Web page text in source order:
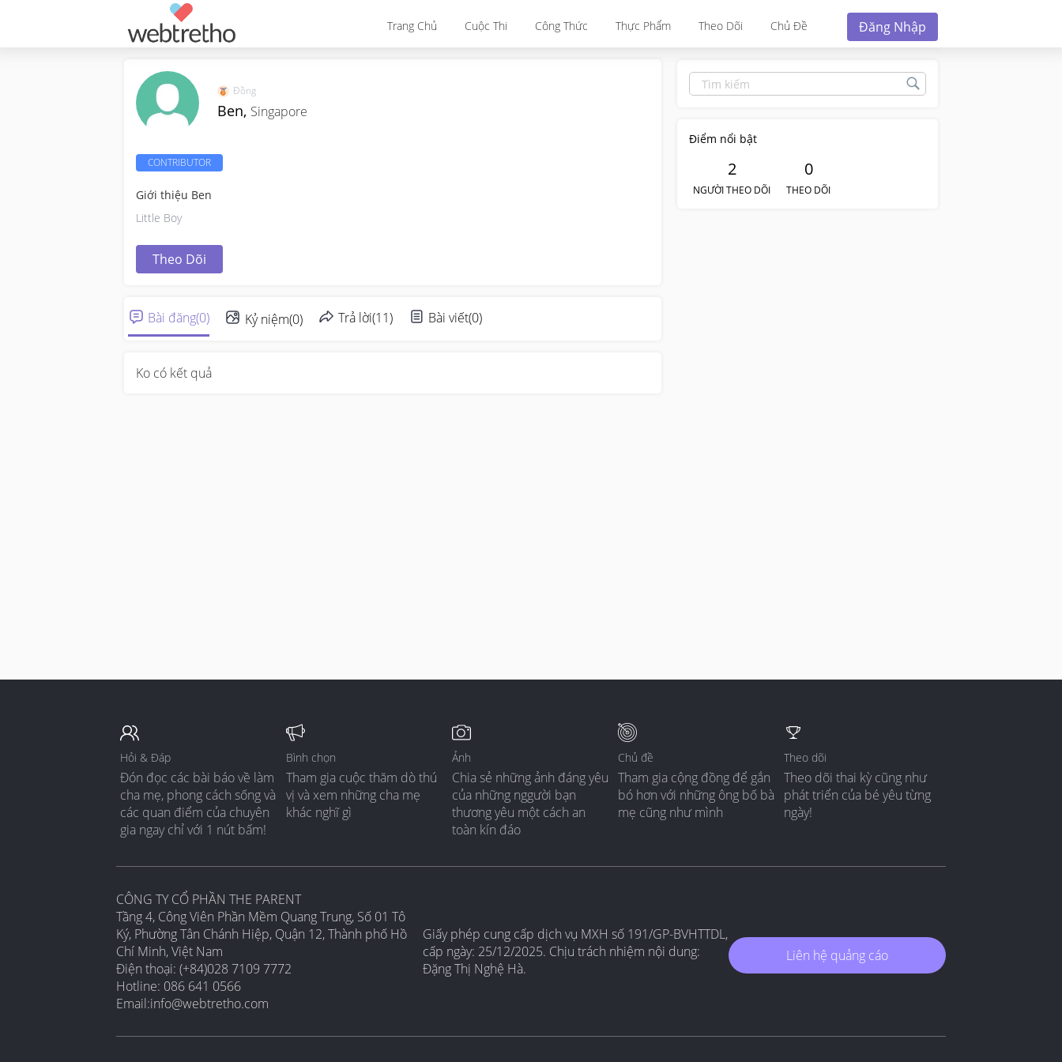
Trang Chủ Cuộc Thi Công Thức Thực Phẩm Theo Dõi Chủ Đề Đăng Nhập
Đồng
Ben, Singapore
CONTRIBUTOR
Giới thiệu Ben
Little Boy
Theo Dõi
Bài đăng(0) Kỷ niệm(0) Trả lời(11) Bài viết(0)
Ko có kết quả
Điểm nổi bật
2
NGƯỜI THEO DÕI
0
THEO DÕI
Hỏi & Đáp
Đón đọc các bài báo về làm
cha mẹ, phong cách sống và
các quan điểm của chuyên
gia ngay chỉ với 1 nút bấm!
Bình chọn
Tham gia cuộc thăm dò thú
vị và xem những cha mẹ
khác nghĩ gì
Ảnh
Chia sẻ những ảnh đáng yêu
của những nggười bạn
thương yêu một cách an
toàn kín đáo
Chủ đề
Tham gia cộng đồng để gắn
bó hơn với những ông bố bà
mẹ cũng như mình
Theo dõi
Theo dõi thai kỳ cũng như
phát triển của bé yêu từng
ngày!
CÔNG TY CỔ PHẦN THE PARENT
Tầng 4, Công Viên Phần Mềm Quang Trung, Số 01 Tô
Ký, Phường Tân Chánh Hiệp, Quận 12, Thành phố Hồ
Chí Minh, Việt Nam
Điện thoại: (+84)028 7109 7772
Hotline: 086 641 0566
Email:info@webtretho.com
Giấy phép cung cấp dịch vụ MXH số 191/GP-BVHTTDL,
cấp ngày: 25/12/2025. Chịu trách nhiệm nội dung:
Đặng Thị Nghệ Hà.
Liên hệ quảng cáo